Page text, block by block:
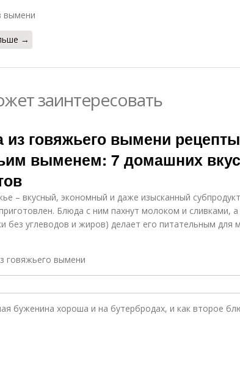
вымени
→
заинтересовать
говяжьего вымени
выменем: 7 домашних
– вкусный, экономный и даже изысканный
Блюда с ним пахнут молоком и сливками,
без углеводов и жиров) делает его питательным для
говяжьего вымени
буженина хороша и на бутербродах, и как второе